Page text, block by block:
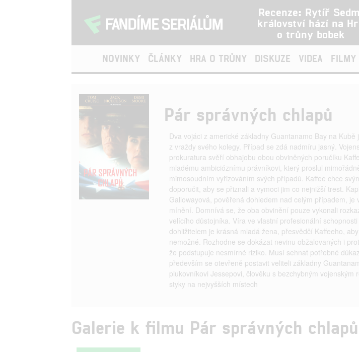
Recenze: Rytíř
království hází na
o trůny bobek
NOVINKY ČLÁNKY HRA O TRŮNY DISKUZE VIDEA FILMY
Pár správných chlapů
Dva vojáci z americké základny Guantanamo Bay na Kubě
z vraždy svého kolegy. Případ se zdá nadmíru jasný.
prokuratura svěří obhajobu obou obviněných poručíku
mladému ambicióznímu právníkovi, který proslul
mimosoudním vyřizováním svých případů. Kaffee chce
doporučit, aby se přiznali a vymoci jim co nejnižší trest.
Gallowayová, pověřená dohledem nad celým případem, je
mínění. Domnívá se, že oba obvinění pouze vykonali
velícího důstojníka. Víra ve vlastní profesionální
dohližitelem je krásná mladá žena, přesvědčí Kaffeeho,
nemožné. Rozhodne se dokázat nevinu obžalovaných i
že podstupuje nesmírné riziko. Musí sehnat potřebné
především se otevřeně postavit veliteli základny
plukovníkovi Jessepovi, člověku s bezchybným vojenským
styky na nejvyšších místech
Galerie k filmu Pár správných chlapů